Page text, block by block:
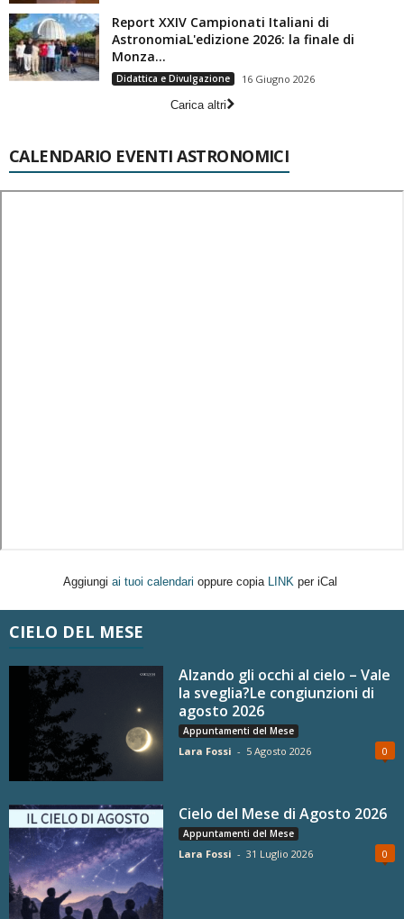
Report XXIV Campionati Italiani di
AstronomiaL'edizione 2026: la finale di
Monza...
Didattica e Divulgazione
16 Giugno 2026
Carica altri
CALENDARIO EVENTI ASTRONOMICI
Aggiungi ai tuoi calendari oppure copia LINK per iCal
CIELO DEL MESE
Alzando gli occhi al cielo – Vale
la sveglia?Le congiunzioni di
agosto 2026
Appuntamenti del Mese
Lara Fossi - 5 Agosto 2026 0
Cielo del Mese di Agosto 2026
Appuntamenti del Mese
Lara Fossi - 31 Luglio 2026 0